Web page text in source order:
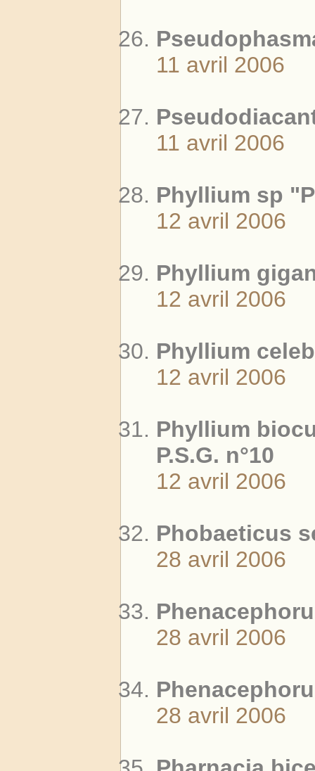
11 avril 2006
11 avril 2006
Phyllium sp
12 avril 2006
Phyllium
12 avril 2006
Phyllium
12 avril 2006
Phyllium
P.S.G. n°10
12 avril 2006
Phobaeticus
28 avril 2006
28 avril 2006
28 avril 2006